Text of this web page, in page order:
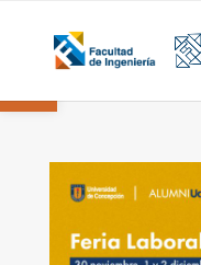
Open toolbar